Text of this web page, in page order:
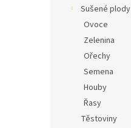
Sušené plody
Ovoce
Zelenina
Ořechy
Semena
Houby
Řasy
Těstoviny